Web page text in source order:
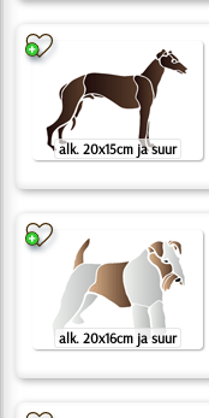
alk. 20x15cm ja suur
alk. 20x16cm ja suur